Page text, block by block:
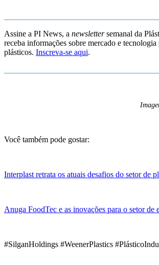
Assine a PI News, a newslettersemanal da
receba informações sobre mercado e
plásticos. Inscreva-se aqui.
Você também pode gostar:
Interplast retrata os atuais desafios do setor de
Anuga FoodTec e as inovações para o setor de
#SilganHoldings #WeenerPlastics